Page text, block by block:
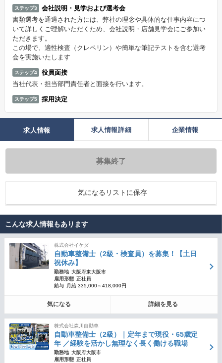
ステップ3
会社説明・見学および選考会
書類選考を通過された方には、弊社の理念や具体的な仕事内容につ
いて詳しくご理解いただくため、会社説明・店舗見学会にご参加い
ただきます。
この場で、適性検査（クレペリン）や簡単な筆記テストを含む選考
会を実施いたします
ステップ4
役員面接
当社代表・担当部門責任者と面接を行います。
ステップ5 採用決定
求人情報 求人情報詳細 企業情報
募集終了
気になるリストに保存
こんな求人情報もあります
株式会社イケダ
自動車整備士（2級・検査員）を募集！【土日
祝休み】
勤務地 大阪府東大阪市
雇用形態 正社員
給与
月給 335,000～418,000円
気になる 詳細を見る
株式会社森川自動車
自動車整備士（2級）｜定年まで現役・65歳定
年 ／経験を活かし無理なく長く働ける職場
勤務地 大阪府大阪市
雇用形態 正社員